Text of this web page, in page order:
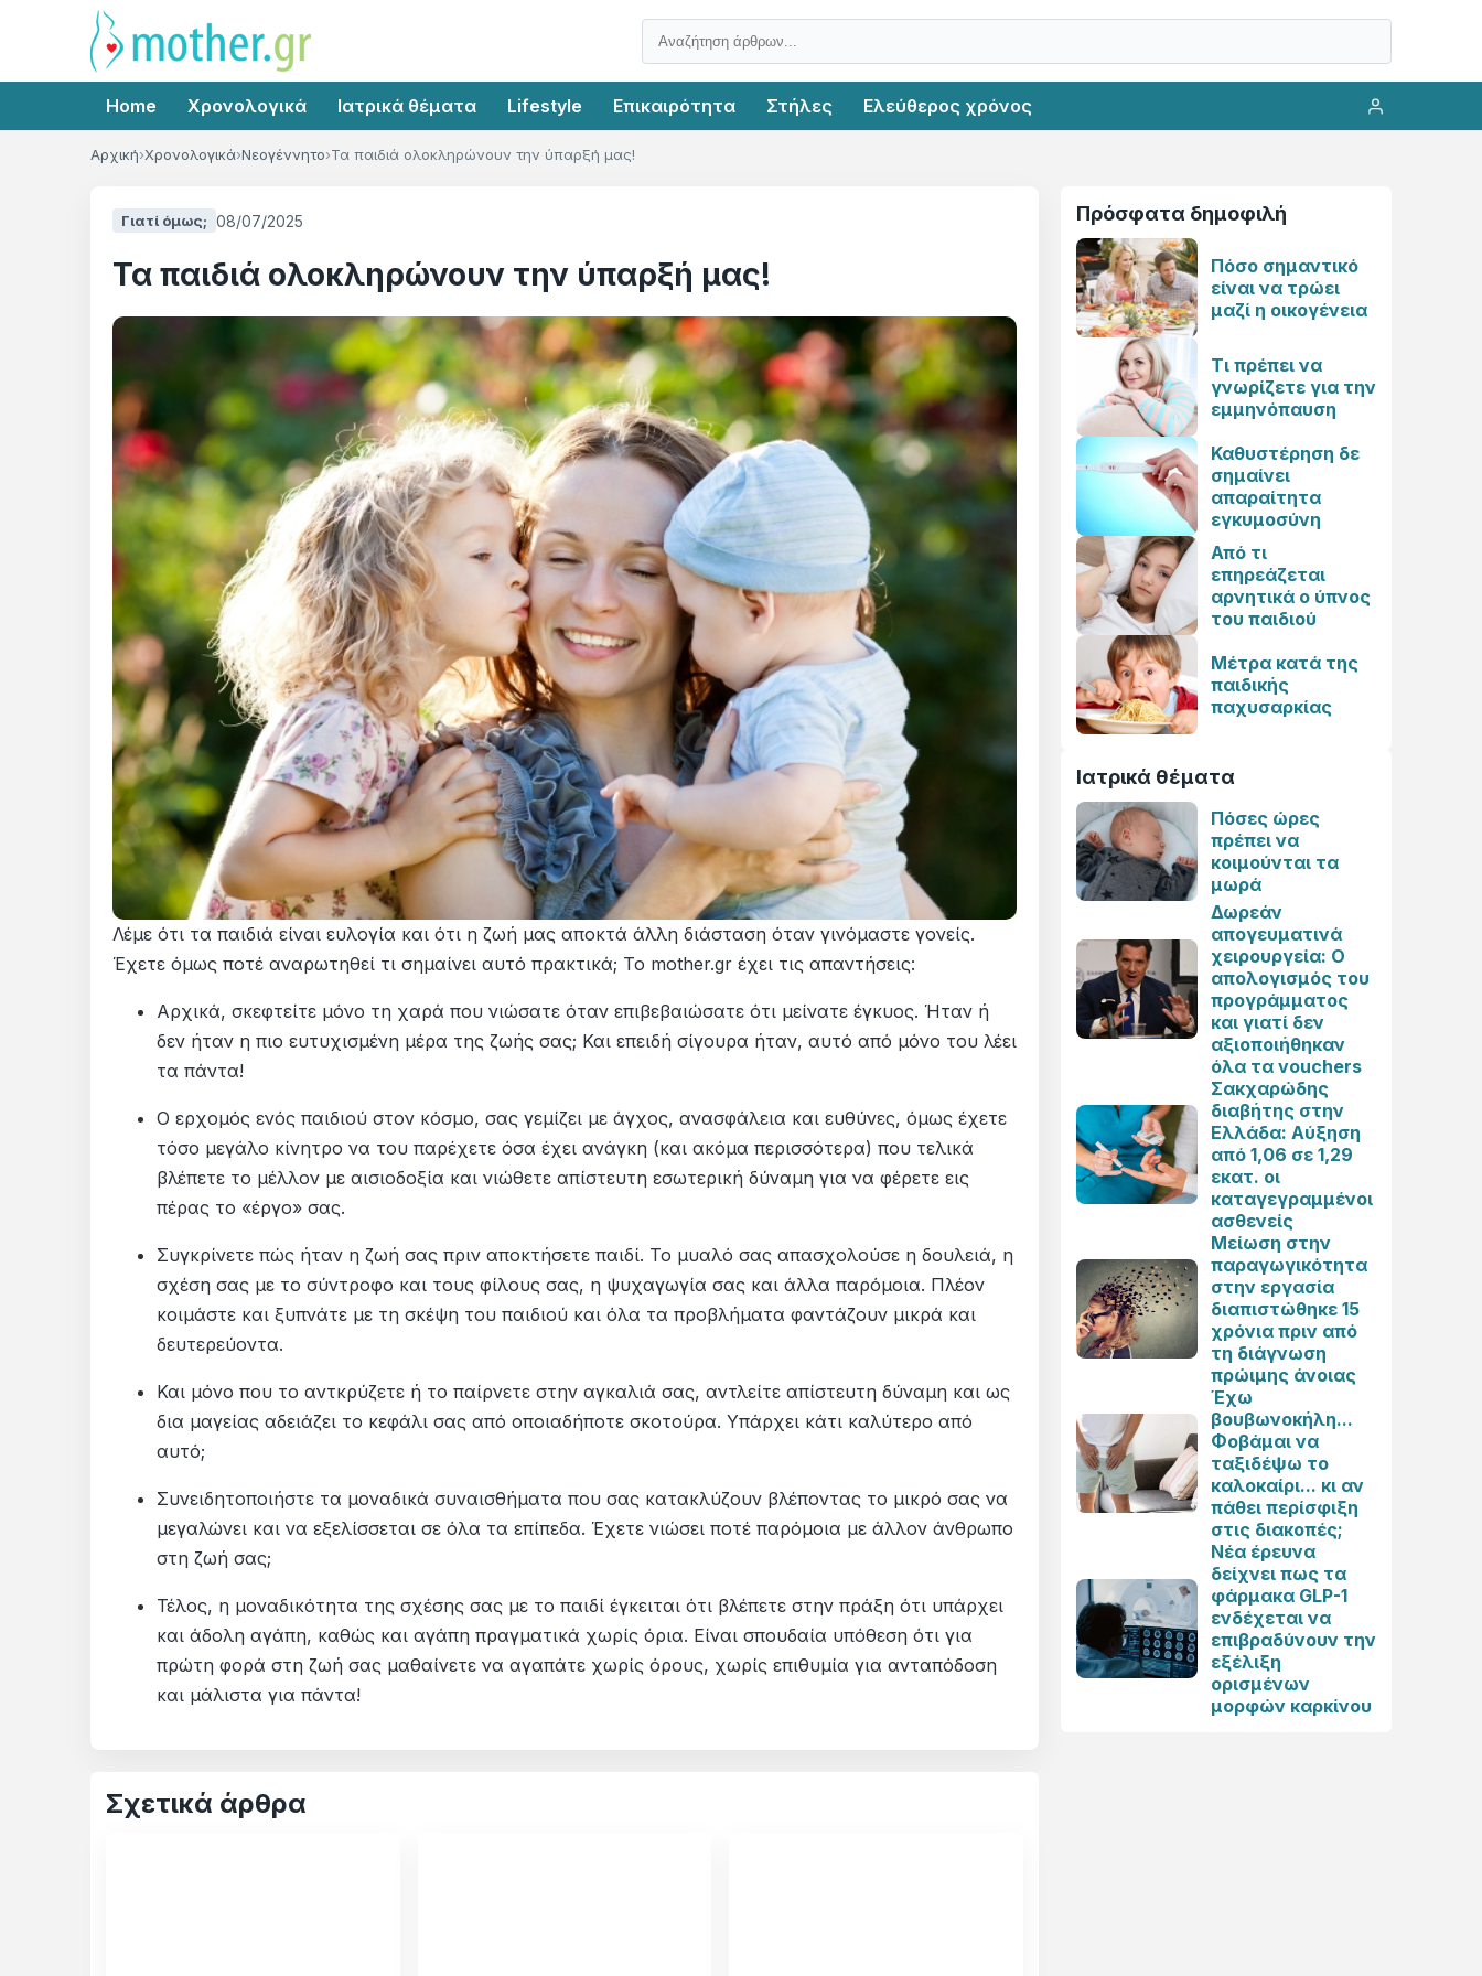
Home Χρονολογικά Ιατρικά θέματα Lifestyle Επικαιρότητα Στήλες Ελεύθερος χρόνος
Αρχική Χρονολογικά Νεογέννητο Τα παιδιά ολοκληρώνουν την ύπαρξή μας!
Γιατί όμως; 08/07/2025
Τα παιδιά ολοκληρώνουν την ύπαρξή μας!
Λέμε ότι τα παιδιά είναι ευλογία και ότι η ζωή μας αποκτά άλλη διάσταση όταν γινόμαστε γονείς.
Έχετε όμως ποτέ αναρωτηθεί τι σημαίνει αυτό πρακτικά; Το mother.gr έχει τις απαντήσεις:
Αρχικά, σκεφτείτε μόνο τη χαρά που νιώσατε όταν επιβεβαιώσατε ότι μείνατε έγκυος. Ήταν ή
δεν ήταν η πιο ευτυχισμένη μέρα της ζωής σας; Και επειδή σίγουρα ήταν, αυτό από μόνο του λέει
τα πάντα!
Ο ερχομός ενός παιδιού στον κόσμο, σας γεμίζει με άγχος, ανασφάλεια και ευθύνες, όμως έχετε
τόσο μεγάλο κίνητρο να του παρέχετε όσα έχει ανάγκη (και ακόμα περισσότερα) που τελικά
βλέπετε το μέλλον με αισιοδοξία και νιώθετε απίστευτη εσωτερική δύναμη για να φέρετε εις
πέρας το «έργο» σας.
Συγκρίνετε πώς ήταν η ζωή σας πριν αποκτήσετε παιδί. Το μυαλό σας απασχολούσε η δουλειά, η
σχέση σας με το σύντροφο και τους φίλους σας, η ψυχαγωγία σας και άλλα παρόμοια. Πλέον
κοιμάστε και ξυπνάτε με τη σκέψη του παιδιού και όλα τα προβλήματα φαντάζουν μικρά και
δευτερεύοντα.
Και μόνο που το αντκρύζετε ή το παίρνετε στην αγκαλιά σας, αντλείτε απίστευτη δύναμη και ως
δια μαγείας αδειάζει το κεφάλι σας από οποιαδήποτε σκοτούρα. Υπάρχει κάτι καλύτερο από
αυτό;
Συνειδητοποιήστε τα μοναδικά συναισθήματα που σας κατακλύζουν βλέποντας το μικρό σας να
μεγαλώνει και να εξελίσσεται σε όλα τα επίπεδα. Έχετε νιώσει ποτέ παρόμοια με άλλον άνθρωπο
στη ζωή σας;
Τέλος, η μοναδικότητα της σχέσης σας με το παιδί έγκειται ότι βλέπετε στην πράξη ότι υπάρχει
και άδολη αγάπη, καθώς και αγάπη πραγματικά χωρίς όρια. Είναι σπουδαία υπόθεση ότι για
πρώτη φορά στη ζωή σας μαθαίνετε να αγαπάτε χωρίς όρους, χωρίς επιθυμία για ανταπόδοση
και μάλιστα για πάντα!
Σχετικά άρθρα
Πρόσφατα δημοφιλή
Πόσο σημαντικό
είναι να τρώει
μαζί η οικογένεια
Τι πρέπει να
γνωρίζετε για την
εμμηνόπαυση
Καθυστέρηση δε
σημαίνει
απαραίτητα
εγκυμοσύνη
Από τι
επηρεάζεται
αρνητικά ο ύπνος
του παιδιού
Μέτρα κατά της
παιδικής
παχυσαρκίας
Ιατρικά θέματα
Πόσες ώρες
πρέπει να
κοιμούνται τα
μωρά
Δωρεάν
απογευματινά
χειρουργεία: Ο
απολογισμός του
προγράμματος
και γιατί δεν
αξιοποιήθηκαν
όλα τα vouchers
Σακχαρώδης
διαβήτης στην
Ελλάδα: Αύξηση
από 1,06 σε 1,29
εκατ. οι
καταγεγραμμένοι
ασθενείς
Μείωση στην
παραγωγικότητα
στην εργασία
διαπιστώθηκε 15
χρόνια πριν από
τη διάγνωση
πρώιμης άνοιας
Έχω
βουβωνοκήλη...
Φοβάμαι να
ταξιδέψω το
καλοκαίρι... κι αν
πάθει περίσφιξη
στις διακοπές;
Νέα έρευνα
δείχνει πως τα
φάρμακα GLP-1
ενδέχεται να
επιβραδύνουν την
εξέλιξη
ορισμένων
μορφών καρκίνου